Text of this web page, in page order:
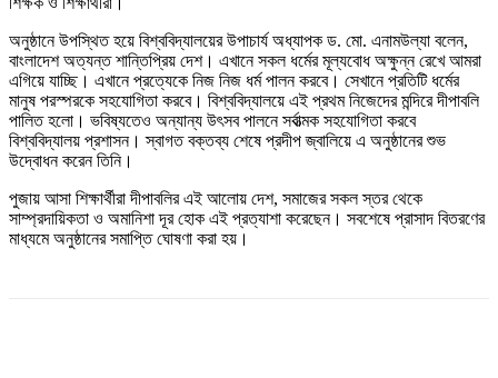
অনুষ্ঠানে উপস্থিত হয়ে বিশ্ববিদ্যালয়ের উপাচার্য অধ্যাপক ড. মো. এনামউল্যা বলেন,
বাংলাদেশ অত্যন্ত শান্তিপ্রিয় দেশ। এখানে সকল ধর্মের মূল্যবোধ অক্ষুন্ন রেখে আমরা
এগিয়ে যাচ্ছি। এখানে প্রত্যেকে নিজ নিজ ধর্ম পালন করবে। সেখানে প্রতিটি ধর্মের
মানুষ পরস্পরকে সহযোগিতা করবে। বিশ্ববিদ্যালয়ে এই প্রথম নিজেদের মন্দিরে দীপাবলি
পালিত হলো। ভবিষ্যতেও অন্যান্য উৎসব পালনে সর্বাত্মক সহযোগিতা করবে
বিশ্ববিদ্যালয় প্রশাসন। স্বাগত বক্তব্য শেষে প্রদীপ জ্বালিয়ে এ অনুষ্ঠানের শুভ
উদ্বোধন করেন তিনি।
পুজায় আসা শিক্ষার্থীরা দীপাবলির এই আলোয় দেশ, সমাজের সকল স্তর থেকে
সাম্প্রদায়িকতা ও অমানিশা দূর হোক এই প্রত্যাশা করেছেন। সবশেষে প্রাসাদ বিতরণের
মাধ্যমে অনুষ্ঠানের সমাপ্তি ঘোষণা করা হয়।